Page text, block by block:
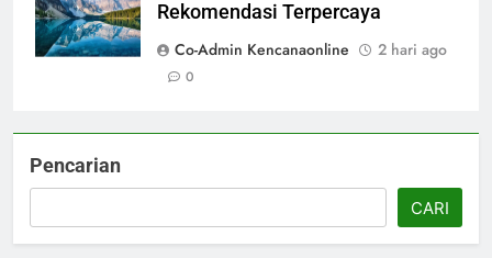
Rekomendasi Terpercaya
Co-Admin Kencanaonline
2 hari ago
0
Pencarian
CARI